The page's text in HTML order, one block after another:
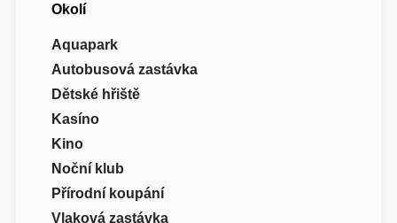
Okolí
Aquapark
Autobusová zastávka
Dětské hřiště
Kasíno
Kino
Noční klub
Přírodní koupání
Vlaková zastávka